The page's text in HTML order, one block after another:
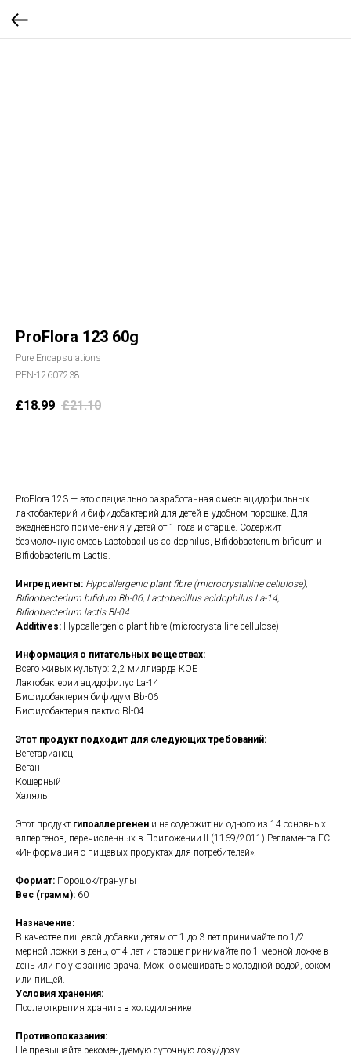
ProFlora 123 60g
Pure Encapsulations
PEN-12607238
£18.99 £21.10
ProFlora 123 — это специально разработанная смесь ацидофильных
лактобактерий и бифидобактерий для детей в удобном порошке. Для
ежедневного применения у детей от 1 года и старше. Содержит
безмолочную смесь Lactobacillus acidophilus, Bifidobacterium bifidum и
Bifidobacterium Lactis.
Ингредиенты: Hypoallergenic plant fibre (microcrystalline cellulose),
Bifidobacterium bifidum Bb-06, Lactobacillus acidophilus La-14,
Bifidobacterium lactis Bl-04
Additives: Hypoallergenic plant fibre (microcrystalline cellulose)
Информация о питательных веществах:
Всего живых культур: 2,2 миллиарда КОЕ
Лактобактерии ацидофилус La-14
Бифидобактерия бифидум Bb-06
Бифидобактерия лактис Bl-04
Этот продукт подходит для следующих требований:
Вегетарианец
Веган
Кошерный
Халяль
Этот продукт гипоаллергенен и не содержит ни одного из 14 основных
аллергенов, перечисленных в Приложении II (1169/2011) Регламента ЕС
«Информация о пищевых продуктах для потребителей».
Формат: Порошок/гранулы
Вес (грамм): 60
Назначение:
В качестве пищевой добавки детям от 1 до 3 лет принимайте по 1/2
мерной ложки в день, от 4 лет и старше принимайте по 1 мерной ложке в
день или по указанию врача. Можно смешивать с холодной водой, соком
или пищей.
Условия хранения:
После открытия хранить в холодильнике
Противопоказания:
Не превышайте рекомендуемую суточную дозу/дозу.